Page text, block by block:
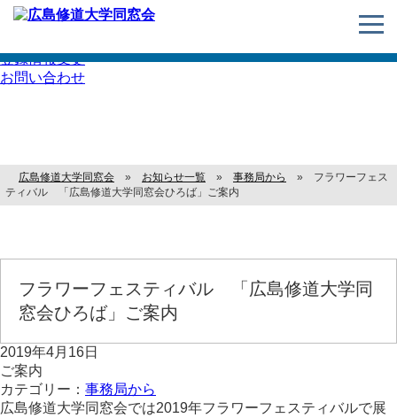
登録情報変更
お問い合わせ
広島修道大学同窓会 » お知らせ一覧 » 事務局から » フラワーフェス
ティバル 「広島修道大学同窓会ひろば」ご案内
フラワーフェスティバル 「広島修道大学同
窓会ひろば」ご案内
2019年4月16日
ご案内
カテゴリー： 事務局から
広島修道大学同窓会では2019年フラワーフェスティバルで展